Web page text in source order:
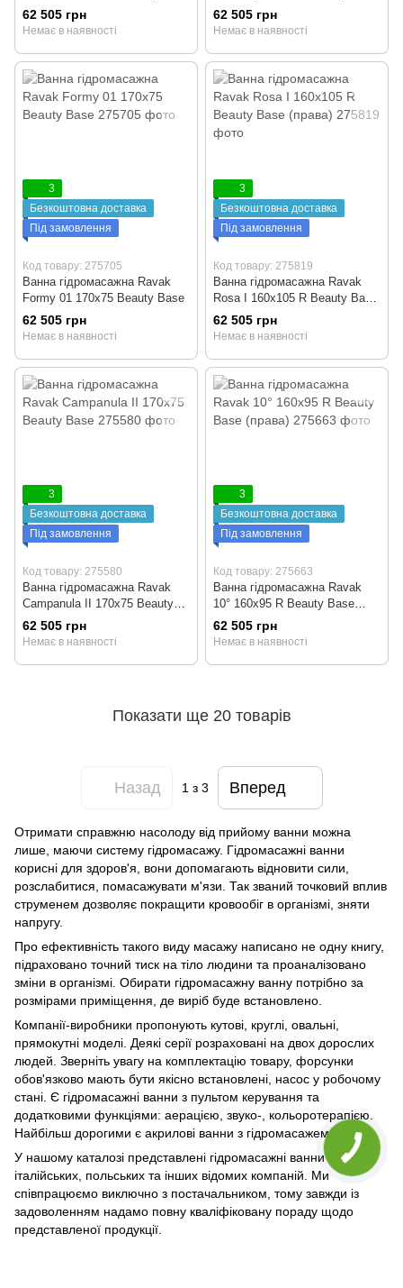
(ліва)
62 505 грн
Немає в наявності
62 505 грн
Немає в наявності
3
Безкоштовна доставка
Під замовлення
Код товару: 275705
Ванна гідромасажна Ravak
Formy 01 170x75 Beauty Base
62 505 грн
Немає в наявності
3
Безкоштовна доставка
Під замовлення
Код товару: 275819
Ванна гідромасажна Ravak
Rosa I 160x105 R Beauty Base
(права)
62 505 грн
Немає в наявності
3
Безкоштовна доставка
Під замовлення
Код товару: 275580
Ванна гідромасажна Ravak
Campanula II 170x75 Beauty
Base
62 505 грн
Немає в наявності
3
Безкоштовна доставка
Під замовлення
Код товару: 275663
Ванна гідромасажна Ravak
10° 160x95 R Beauty Base
(права)
62 505 грн
Немає в наявності
Показати ще 20 товарів
Назад 1з 3 Вперед
Отримати справжню насолоду від прийому ванни можна
лише, маючи систему гідромасажу. Гідромасажні ванни
корисні для здоров'я, вони допомагають відновити сили,
розслабитися, помасажувати м'язи. Так званий точковий вплив
струменем дозволяє покращити кровообіг в організмі, зняти
напругу.
Про ефективність такого виду масажу написано не одну книгу,
підраховано точний тиск на тіло людини та проаналізовано
зміни в організмі. Обирати гідромасажну ванну потрібно за
розмірами приміщення, де виріб буде встановлено.
Компанії-виробники пропонують кутові, круглі, овальні,
прямокутні моделі. Деякі серії розраховані на двох дорослих
людей. Зверніть увагу на комплектацію товару, форсунки
обов'язково мають бути якісно встановлені, насос у робочому
стані. Є гідромасажні ванни з пультом керування та
додатковими функціями: аерацією, звуко-, кольоротерапією.
Найбільш дорогими є акрилові ванни з гідромасажем.
У нашому каталозі представлені гідромасажні ванни відомих
італійських, польських та інших відомих компаній. Ми
співпрацюємо виключно з постачальником, тому завжди із
задоволенням надамо повну кваліфіковану пораду щодо
представленої продукції.